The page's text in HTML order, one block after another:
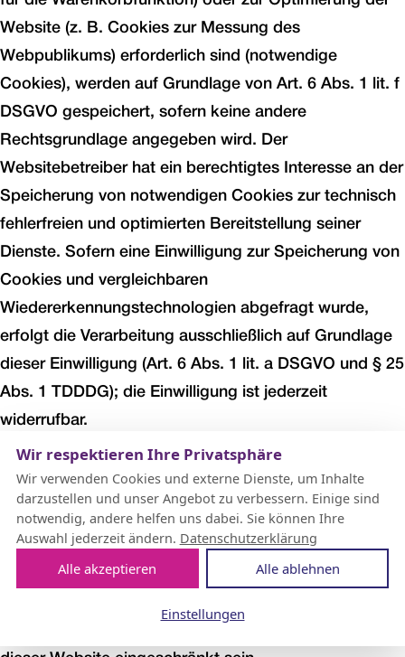
Website (z. B. Cookies zur Messung des
Webpublikums) erforderlich sind (notwendige
Cookies), werden auf Grundlage von Art. 6 Abs. 1 lit. f
DSGVO gespeichert, sofern keine andere
Rechtsgrundlage angegeben wird. Der
Websitebetreiber hat ein berechtigtes Interesse an der
Speicherung von notwendigen Cookies zur technisch
fehlerfreien und optimierten Bereitstellung seiner
Dienste. Sofern eine Einwilligung zur Speicherung von
Cookies und vergleichbaren
Wiedererkennungstechnologien abgefragt wurde,
erfolgt die Verarbeitung ausschließlich auf Grundlage
dieser Einwilligung (Art. 6 Abs. 1 lit. a DSGVO und § 25
Abs. 1 TDDDG); die Einwilligung ist jederzeit
widerrufbar.
Sie können Ihren Browser so einstellen, dass Sie über
das Setzen von Cookies informiert werden und
Cookies nur im Einzelfall erlauben, die Annahme von
Cookies für bestimmte Fälle oder generell
ausschließen sowie das automatische Löschen der
Wir respektieren Ihre Privatsphäre
Wir verwenden Cookies und externe Dienste, um Inhalte
darzustellen und unser Angebot zu verbessern. Einige sind
notwendig, andere helfen uns dabei. Sie können Ihre
Auswahl jederzeit ändern. Datenschutzerklärung
Alle akzeptieren Alle ablehnen
Einstellungen